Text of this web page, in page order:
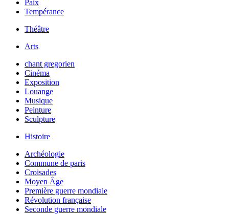
Paix
Tempérance
Théâtre
Arts
chant gregorien
Cinéma
Exposition
Louange
Musique
Peinture
Sculpture
Histoire
Archéologie
Commune de paris
Croisades
Moyen Âge
Première guerre mondiale
Révolution française
Seconde guerre mondiale